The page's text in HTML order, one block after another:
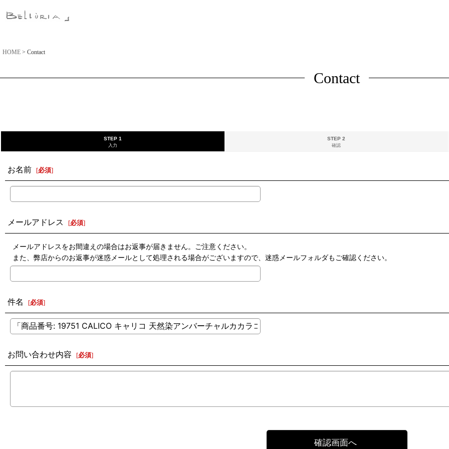
HOME > Contact
Contact
STEP 1
入力
STEP 2
確認
お名前 [必須]
メールアドレス [必須]
メールアドレスをお間違えの場合はお返事が届きません。ご注意ください。
また、弊店からのお返事が迷惑メールとして処理される場合がございますので、迷惑メールフォルダもご確認ください。
件名 [必須]
お問い合わせ内容 [必須]
確認画面へ